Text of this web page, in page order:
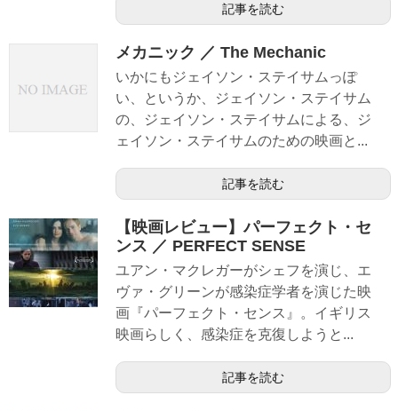
記事を読む
メカニック ／ The Mechanic
いかにもジェイソン・ステイサムっぽ
い、というか、ジェイソン・ステイサム
の、ジェイソン・ステイサムによる、ジ
ェイソン・ステイサムのための映画と...
記事を読む
【映画レビュー】パーフェクト・セ
ンス ／ PERFECT SENSE
ユアン・マクレガーがシェフを演じ、エ
ヴァ・グリーンが感染症学者を演じた映
画『パーフェクト・センス』。イギリス
映画らしく、感染症を克復しようと...
記事を読む